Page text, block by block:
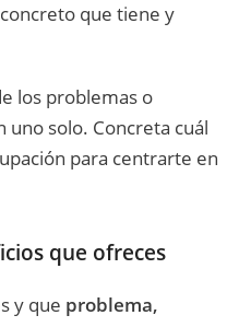
que tiene y
los problemas o
uno solo. Concreta cuál
para centrarte en
que ofreces
y que problema,